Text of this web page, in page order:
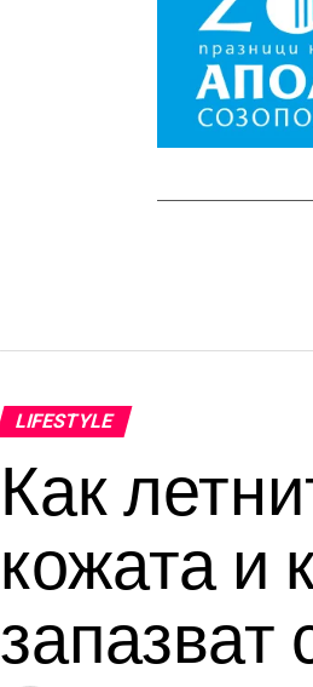
LIFESTYLE
Как
кожата и
запазват